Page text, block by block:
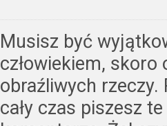
Musisz być
człowiekiem,
obraźliwych
cały czas piszesz